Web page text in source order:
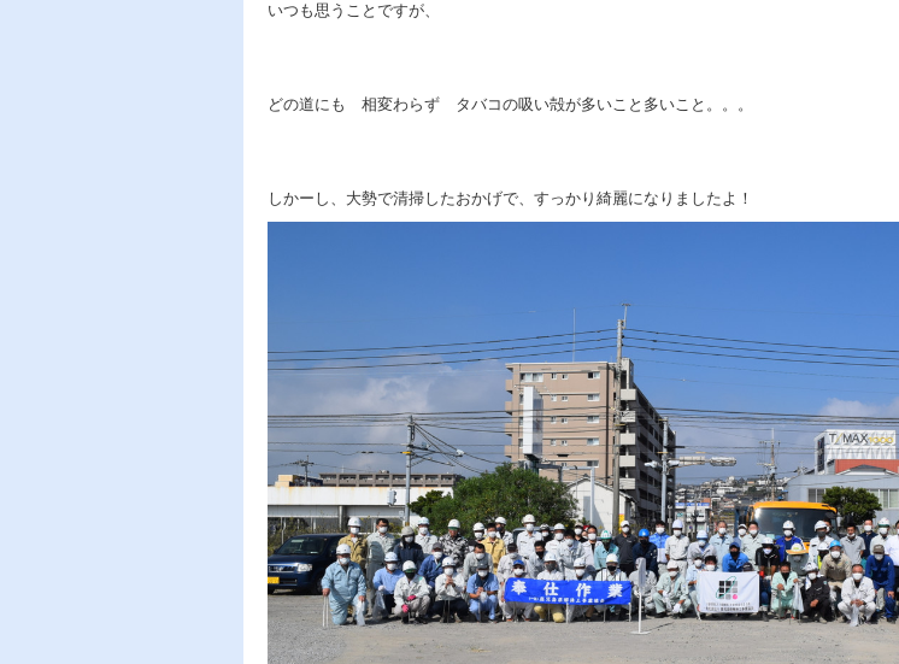
いつも思うことですが、
どの道にも 相変わらず タバコの吸い殻が多いこと多いこと。。。
しかーし、大勢で清掃したおかげで、すっかり綺麗になりましたよ！